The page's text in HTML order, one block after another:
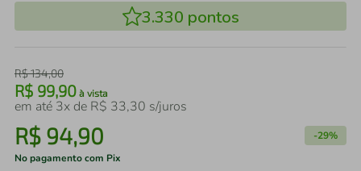
3.330 pontos
R$134,00
R$ 99,90 à vista
em até 3x de R$ 33,30 s/juros
R$ 94,90 -29%
No pagamento com Pix